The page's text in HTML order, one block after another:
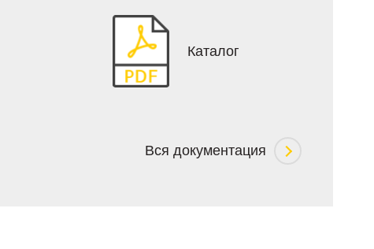
Каталог
Вся документация